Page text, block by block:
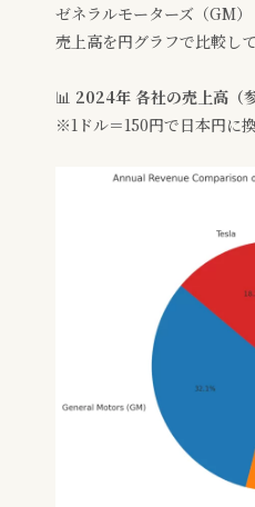
ゼネラルモーターズ（GM
売上高を円グラフで比較し
📊 2024年 各社の売上高（
※1ドル＝150円で日本円に